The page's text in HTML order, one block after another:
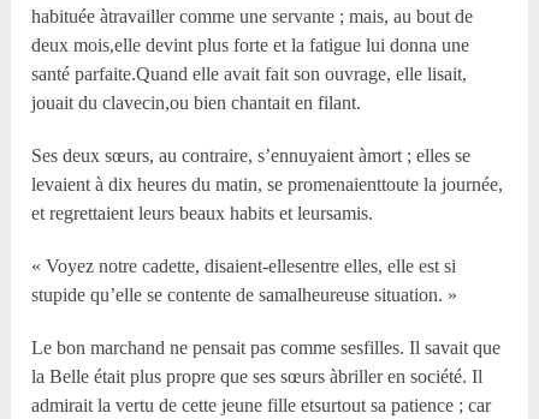
habituée àtravailler comme une servante ; mais, au bout de
deux mois,elle devint plus forte et la fatigue lui donna une
santé parfaite.Quand elle avait fait son ouvrage, elle lisait,
jouait du clavecin,ou bien chantait en filant.
Ses deux sœurs, au contraire, s’ennuyaient àmort ; elles se
levaient à dix heures du matin, se promenaienttoute la journée,
et regrettaient leurs beaux habits et leursamis.
« Voyez notre cadette, disaient-ellesentre elles, elle est si
stupide qu’elle se contente de samalheureuse situation. »
Le bon marchand ne pensait pas comme sesfilles. Il savait que
la Belle était plus propre que ses sœurs àbriller en société. Il
admirait la vertu de cette jeune fille etsurtout sa patience ; car